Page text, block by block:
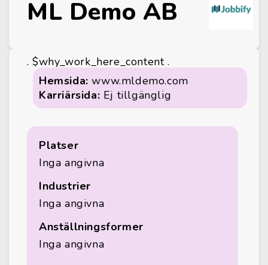
ML Demo AB
. $why_work_here_content .
Hemsida: www.mldemo.com
Karriärsida: Ej tillgänglig
Platser
Inga angivna
Industrier
Inga angivna
Anställningsformer
Inga angivna